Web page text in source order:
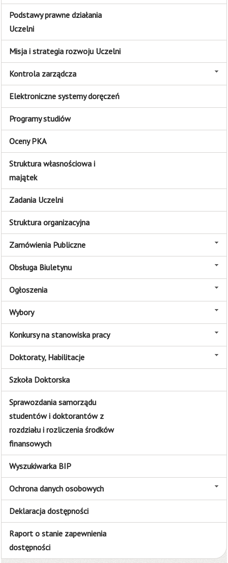
Podstawy prawne działania
Uczelni
Misja i strategia rozwoju Uczelni
Kontrola zarządcza
Elektroniczne systemy doręczeń
Programy studiów
Oceny PKA
Struktura własnościowa i
majątek
Zadania Uczelni
Struktura organizacyjna
Zamówienia Publiczne
Obsługa Biuletynu
Ogłoszenia
Wybory
Konkursy na stanowiska pracy
Doktoraty, Habilitacje
Szkoła Doktorska
Sprawozdania samorządu
studentów i doktorantów z
rozdziału i rozliczenia środków
finansowych
Wyszukiwarka BIP
Ochrona danych osobowych
Deklaracja dostępności
Raport o stanie zapewnienia
dostępności